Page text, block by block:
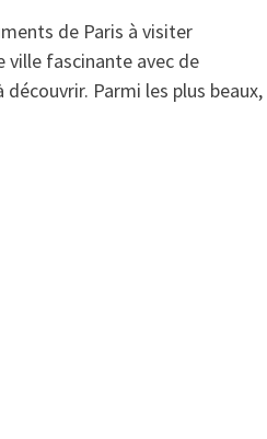
de Paris à visiter
ville fascinante avec de
Parmi les plus beaux,